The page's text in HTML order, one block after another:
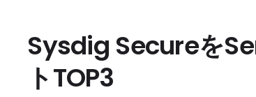
Sysdig Secureを
トTOP3